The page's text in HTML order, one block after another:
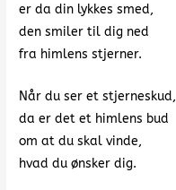
er da din lykkes smed,
den smiler til dig ned
fra himlens stjerner.
Når du ser et stjerneskud,
da er det et himlens bud
om at du skal vinde,
hvad du ønsker dig.